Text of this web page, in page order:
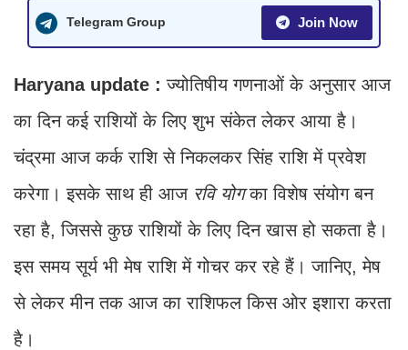
Telegram Group Join Now
Haryana update :ज्योतिषीय गणनाओं के अनुसार आज
का दिन कई राशियों के लिए शुभ संकेत लेकर आया है।
चंद्रमा आज कर्क राशि से निकलकर सिंह राशि में प्रवेश
करेगा। इसके साथ ही आज रवि योगका विशेष संयोग बन
रहा है, जिससे कुछ राशियों के लिए दिन खास हो सकता है।
इस समय सूर्य भी मेष राशि में गोचर कर रहे हैं। जानिए, मेष
से लेकर मीन तक आज का राशिफल किस ओर इशारा करता
है।